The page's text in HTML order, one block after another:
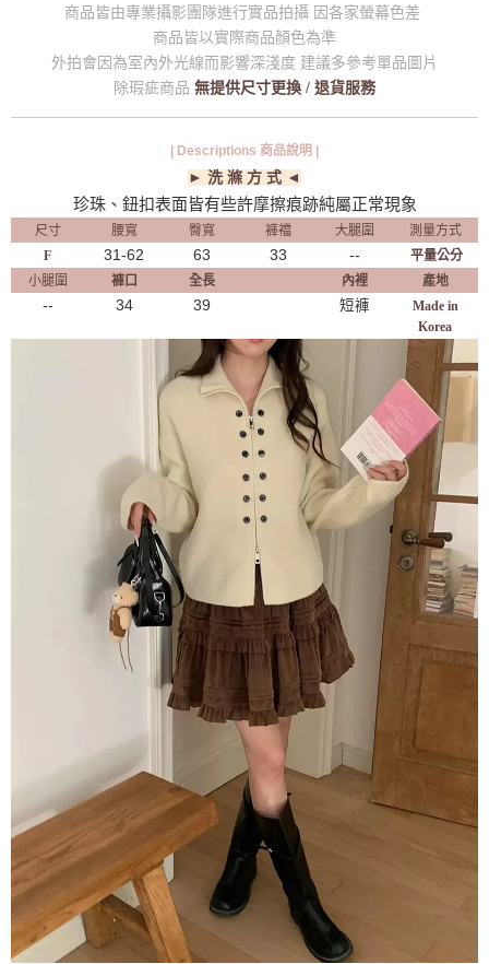
商品皆由專業攝影團隊進行實品拍攝 因各家螢幕色差
商品皆以實際商品顏色為準
外拍會因為室內外光線而影響深淺度 建議多參考單品圖片
除瑕疵商品 無提供尺寸更換 / 退貨服務
| Descriptions 商品說明 |
► 洗 滌 方 式 ◄
珍珠、鈕扣表面皆有些許摩擦痕跡純屬正常現象
尺寸 腰寬 臀寬 褲襠 大腿圍
測量方式
F
31-62 63 33 --
平量公分
小腿圍
褲口 全長 內裡 產地
-- 34 39 短褲
Made in
Korea